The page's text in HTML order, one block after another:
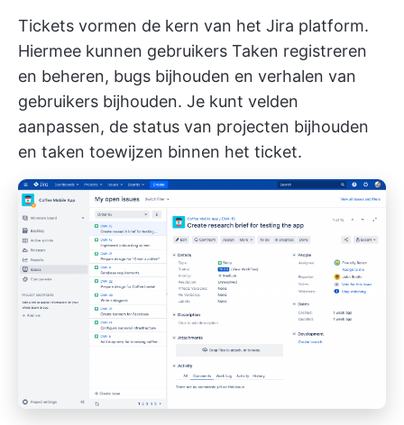
Tickets vormen de kern van het Jira platform.
Hiermee kunnen gebruikers Taken registreren
en beheren, bugs bijhouden en verhalen van
gebruikers bijhouden. Je kunt velden
aanpassen, de status van projecten bijhouden
en taken toewijzen binnen het ticket.